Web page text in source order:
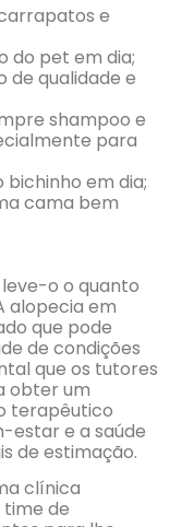
e
do pet em dia;
de qualidade e
shampoo e
para
em dia;
cama bem
o o quanto
alopecia em
que pode
de condições
que os tutores
obter um
terapêutico
estar e a saúde
de estimação.
clínica
de